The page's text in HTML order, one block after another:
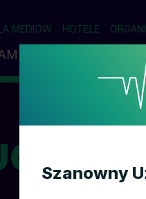
MEDIÓW HOTELE
Szanowny